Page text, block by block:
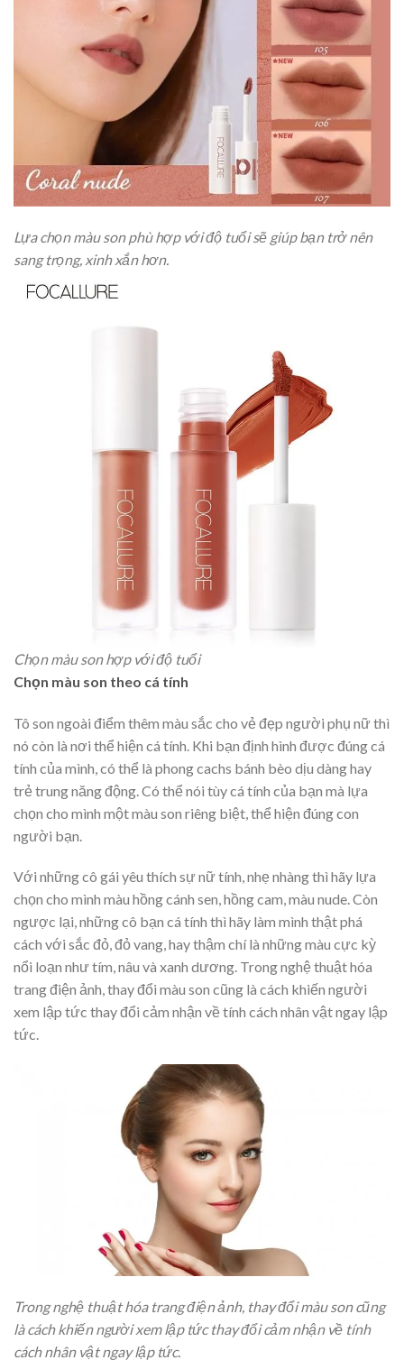
Lựa chọn màu son phù hợp với độ tuổi sẽ giúp bạn trở nên
sang trọng, xinh xắn hơn.
Chọn màu son hợp với độ tuổi
Chọn màu son theo cá tính
Tô son ngoài điểm thêm màu sắc cho vẻ đẹp người phụ nữ thì
nó còn là nơi thể hiện cá tính. Khi bạn định hình được đúng cá
tính của mình, có thể là phong cachs bánh bèo dịu dàng hay
trẻ trung năng động. Có thể nói tùy cá tính của bạn mà lựa
chọn cho mình một màu son riêng biệt, thể hiện đúng con
người bạn.
Với những cô gái yêu thích sự nữ tính, nhẹ nhàng thì hãy lựa
chọn cho mình màu hồng cánh sen, hồng cam, màu nude. Còn
ngược lại, những cô bạn cá tính thì hãy làm mình thật phá
cách với sắc đỏ, đỏ vang, hay thậm chí là những màu cực kỳ
nổi loạn như tím, nâu và xanh dương. Trong nghệ thuật hóa
trang điện ảnh, thay đổi màu son cũng là cách khiến người
xem lập tức thay đổi cảm nhận về tính cách nhân vật ngay lập
tức.
Trong nghệ thuật hóa trang điện ảnh, thay đổi màu son cũng
là cách khiến người xem lập tức thay đổi cảm nhận về tính
cách nhân vật ngay lập tức.